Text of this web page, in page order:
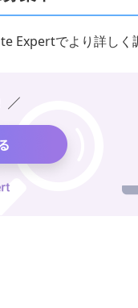
Expertでより詳しく